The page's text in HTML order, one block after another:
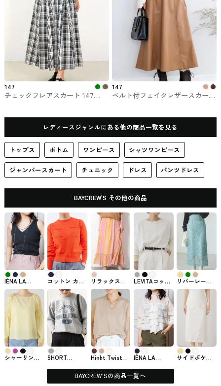
147
チェックフレアスカート 147
147
ベルト付フェイクレザースカート
レディースジャンルにある他の商品一覧を見る
トップス ボトム ワンピース シャツワンピース
ジャンパースカート チュニック ドレス パンツドレス
BAYCREW'S その他の商品
IÉNA LA
BOUCLE
PEATH リブノ
ースリーブプ
ルオーバー
BAYCREW'S
コットン カラ
ー プルオーバ
ー IÉNAは
BAYCREW'Sの
ニット
リラックステ
ィアードスカ
ート
BAYCREW'Sで
購入できる
SLOBE IÉNAの
スカート
LEVITAコット
ン ショートプ
ルオーバー
BAYCREW'Sで
購入できる
IÉNA
リバーレースI
ラインスカー
ト8
BAYCREW'Sで
購入できる
NOBLEのスカ
ート
シャーリング
スリーブブラ
SHORT
SLEEVE
FOOTBALL
BAYCREW'Sで
買える
Hight Twist
Fine ベスト
BAYCREW'Sの
Plage
IÉNA LA
BOUCLE コッ
トンポリシア
ーフリルブラ
ウス
BAYCREW'Sで
サイドポケッ
トタイトスカ
BAYCREW'Sの商品一覧へ